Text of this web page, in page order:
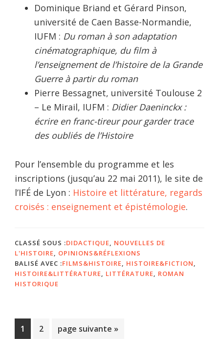
Dominique Briand et Gérard Pinson,
université de Caen Basse-Normandie,
IUFM : Du roman à son adaptation
cinématographique, du film à
l’enseignement de l’histoire de la Grande
Guerre à partir du roman
Pierre Bessagnet, université Toulouse 2
– Le Mirail, IUFM : Didier Daeninckx :
écrire en franc-tireur pour garder trace
des oubliés de l’Histoire
Pour l’ensemble du programme et les
inscriptions (jusqu’au 22 mai 2011), le site de
l’IFÉ de Lyon : Histoire et littérature, regards
croisés : enseignement et épistémologie.
CLASSÉ SOUS :DIDACTIQUE
NOUVELLES DE
L'HISTOIRE
OPINIONS&RÉFLEXIONS
BALISÉ AVEC :FILMS&HISTOIRE HISTOIRE&FICTION
HISTOIRE&LITTÉRATURE
LITTÉRATURE
ROMAN
HISTORIQUE
Page
1 Page
2
Aller
page suivante »